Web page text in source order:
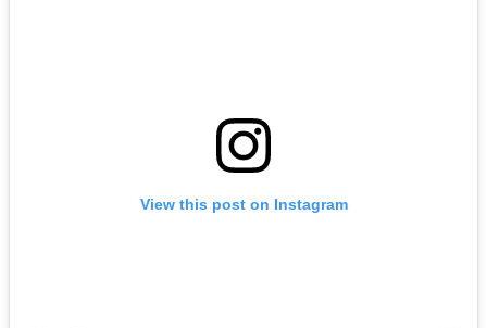
View this post on Instagram